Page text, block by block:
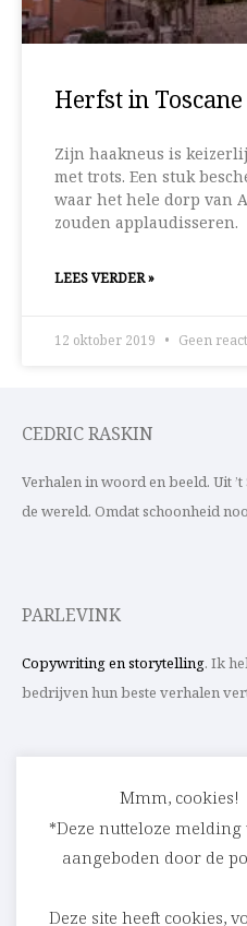
Herfst in Toscane
Zijn haakneus is
met trots. Een stuk
waar het hele dorp van
zouden applaudisseren.
LEES VERDER »
12 oktober 2019 Geen
CEDRIC RASKIN
Verhalen in woord en beeld. Uit
de wereld. Omdat schoonheid
PARLEVINK
Copywriting en storytelling. Ik
bedrijven hun beste verhalen
Schrijf ik straks mee aan jouw
heel graag op
cedric@parlevink.be
Mmm, cookies!
*Deze nutteloze
aangeboden door de
Deze site heeft cookies,